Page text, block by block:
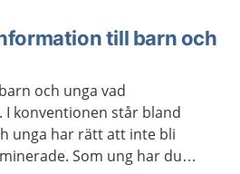
till barn och
och unga vad
konventionen står bland
unga har rätt att inte bli
Som ung har du